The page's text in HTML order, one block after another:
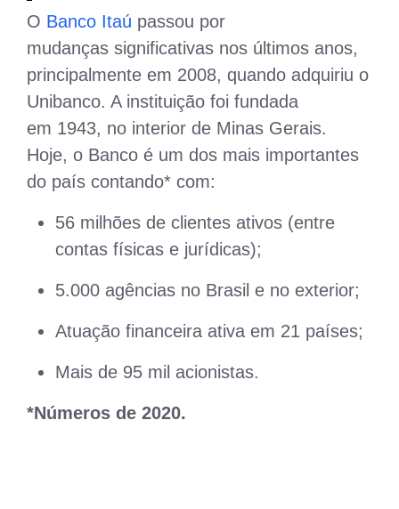
O Banco Itaú passou por
mudanças significativas nos últimos anos,
principalmente em 2008, quando adquiriu o
Unibanco. A instituição foi fundada
em 1943, no interior de Minas Gerais.
Hoje, o Banco é um dos mais importantes
do país contando* com:
56 milhões de clientes ativos (entre
contas físicas e jurídicas);
5.000 agências no Brasil e no exterior;
Atuação financeira ativa em 21 países;
Mais de 95 mil acionistas.
*Números de 2020.